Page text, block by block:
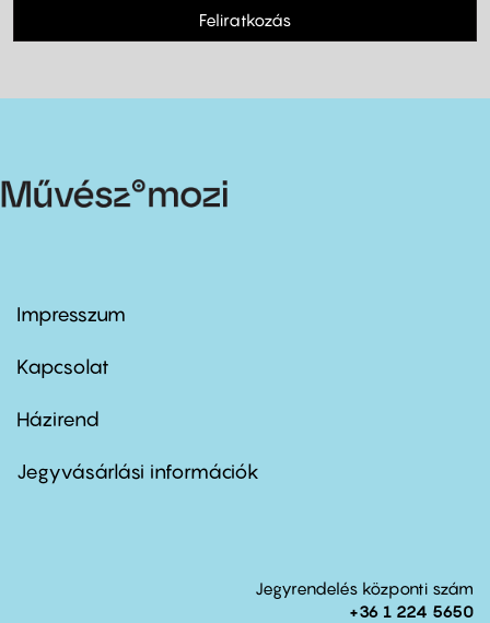
Feliratkozás
Footer
first
Impresszum
Kapcsolat
Footer
second
Házirend
Jegyvásárlási információk
Jegyrendelés központi szám
+36 1 224 5650